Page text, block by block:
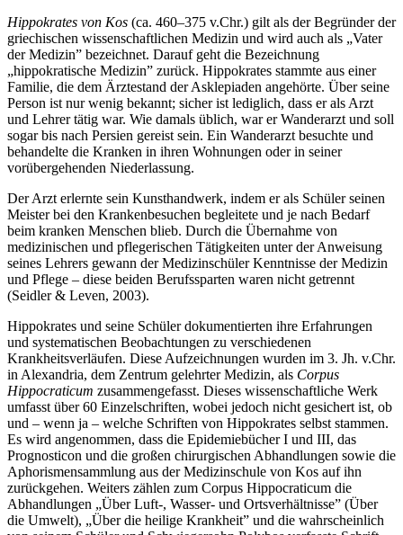
Hippokrates von Kos (ca. 460–375 v.Chr.) gilt als der Begründer der
griechischen wissenschaftlichen Medizin und wird auch als „Vater
der Medizin” bezeichnet. Darauf geht die Bezeichnung
„hippokratische Medizin” zurück. Hippokrates stammte aus einer
Familie, die dem Ärztestand der Asklepiaden angehörte. Über seine
Person ist nur wenig bekannt; sicher ist lediglich, dass er als Arzt
und Lehrer tätig war. Wie damals üblich, war er Wanderarzt und soll
sogar bis nach Persien gereist sein. Ein Wanderarzt besuchte und
behandelte die Kranken in ihren Wohnungen oder in seiner
vorübergehenden Niederlassung.
Der Arzt erlernte sein Kunsthandwerk, indem er als Schüler seinen
Meister bei den Krankenbesuchen begleitete und je nach Bedarf
beim kranken Menschen blieb. Durch die Übernahme von
medizinischen und pflegerischen Tätigkeiten unter der Anweisung
seines Lehrers gewann der Medizinschüler Kenntnisse der Medizin
und Pflege – diese beiden Berufssparten waren nicht getrennt
(Seidler & Leven, 2003).
Hippokrates und seine Schüler dokumentierten ihre Erfahrungen
und systematischen Beobachtungen zu verschiedenen
Krankheitsverläufen. Diese Aufzeichnungen wurden im 3. Jh. v.Chr.
in Alexandria, dem Zentrum gelehrter Medizin, als Corpus
Hippocraticum zusammengefasst. Dieses wissenschaftliche Werk
umfasst über 60 Einzelschriften, wobei jedoch nicht gesichert ist, ob
und – wenn ja – welche Schriften von Hippokrates selbst stammen.
Es wird angenommen, dass die Epidemiebücher I und III, das
Prognosticon und die großen chirurgischen Abhandlungen sowie die
Aphorismensammlung aus der Medizinschule von Kos auf ihn
zurückgehen. Weiters zählen zum Corpus Hippocraticum die
Abhandlungen „Über Luft-, Wasser- und Ortsverhältnisse” (Über
die Umwelt), „Über die heilige Krankheit” und die wahrscheinlich